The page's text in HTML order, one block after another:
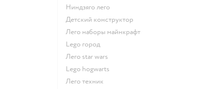
Ниндзяго лего
Детский конструктор
Лего наборы майнкрафт
Lego город
Лего star wars
Lego hogwarts
Лего техник